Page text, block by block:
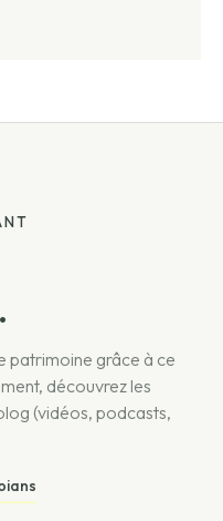
patrimoine grâce à ce
découvrez les
(vidéos, podcasts,